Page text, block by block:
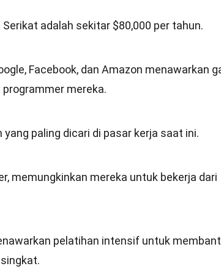
adalah sekitar $80,000 per tahun.
Facebook, dan Amazon menawarkan
mereka.
paling dicari di pasar kerja saat ini.
memungkinkan mereka untuk bekerja dari
pelatihan intensif untuk